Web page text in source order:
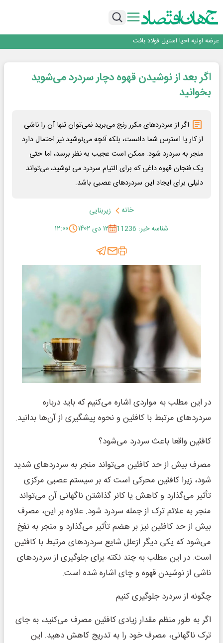
بانک ملت در رتبه نخست پرداخت تسهیلات ازدواج و فرزندآوری قرار گرفت
نمایشگاهی برگزار می‌شود
عرضه اولیه احیا استیل فولاد بافت
ورق گرم مبارکه به پروژه های انتقال آب رسید
بانک ملت در رتبه نخست پرداخت تسهیلات ازدواج و فرزندآوری قرار گرفت
بازگشت فرش ماشینی به اصفهان پس از هفت سال؛ دو نمایشگاه تخصصی در شهر
نمایشگاهی برگزار می‌شود
اگر بعد از نوشیدن قهوه دچار سردرد می‌شوید
بخوانید
اگر از سردردهای مکرر رنج می‌برید نمی‌توان تنها آن را ناشی
از کار یا استرس شما دانست، بلکه آنچه می‌نوشید نیز احتمال دارد
منجر به سردرد شود. ممکن است عجیب به نظر برسد، اما حتی
یک فنجان قهوه داغی که برای التیام سردرد می نوشید، می‌تواند
دلیلی برای ایجاد این سردردهای عصبی باشد.
خانه
زیربنایی
شناسه خبر: 11236
۱۲ دی ۱۴۰۲ ۱۲:۰۰
در این مطلب به مواردی اشاره می‌کنیم که باید درباره
سردردهای مرتبط با کافئین و نحوه پیشگیری از آن‌ها بدانید.
کافئین واقعا باعث سردرد می‌شود؟
مصرف بیش از حد کافئین می‌تواند منجر به سردردهای شدید
شود، زیرا کافئین محرکی است که بر سیستم عصبی مرکزی
تأثیر می‌گذارد و کاهش یا کانر گذاشتن ناگهانی آن می‌تواند
منجر به علائم ترک از جمله سردرد شود. علاوه بر این، مصرف
بیش از حد کافئین نیز بر هضم تأثیر می‌گذارد و منجر به نفخ
می‌شود که یکی دیگر ازعلل شایع سردردهای مرتبط با کافئین
است. در این مطلب به چند نکته برای جلوگیری از سردردهای
ناشی از نوشیدن قهوه و چای اشاره شده است.
چگونه از سردرد جلوگیری کنیم
اگر به طور منظم مقدار زیادی کافئین مصرف می‌کنید، به جای
ترک ناگهانی، مصرف خود را به تدریج کاهش دهید. این